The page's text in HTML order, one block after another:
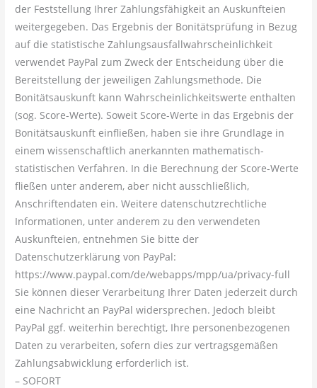
der Feststellung Ihrer Zahlungsfähigkeit an Auskunfteien
weitergegeben. Das Ergebnis der Bonitätsprüfung in Bezug
auf die statistische Zahlungsausfallwahrscheinlichkeit
verwendet PayPal zum Zweck der Entscheidung über die
Bereitstellung der jeweiligen Zahlungsmethode. Die
Bonitätsauskunft kann Wahrscheinlichkeitswerte enthalten
(sog. Score-Werte). Soweit Score-Werte in das Ergebnis der
Bonitätsauskunft einfließen, haben sie ihre Grundlage in
einem wissenschaftlich anerkannten mathematisch-
statistischen Verfahren. In die Berechnung der Score-Werte
fließen unter anderem, aber nicht ausschließlich,
Anschriftendaten ein. Weitere datenschutzrechtliche
Informationen, unter anderem zu den verwendeten
Auskunfteien, entnehmen Sie bitte der
Datenschutzerklärung von PayPal:
https://www.paypal.com/de/webapps/mpp/ua/privacy-full
Sie können dieser Verarbeitung Ihrer Daten jederzeit durch
eine Nachricht an PayPal widersprechen. Jedoch bleibt
PayPal ggf. weiterhin berechtigt, Ihre personenbezogenen
Daten zu verarbeiten, sofern dies zur vertragsgemäßen
Zahlungsabwicklung erforderlich ist.
– SOFORT